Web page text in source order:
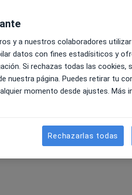
y a nuestros colaboradores
datos con fines estadísiticos y
Si rechazas todas las cookies,
nuestra página. Puedes retirar tu
momento desde ajustes. Más
Rechazarlas todas